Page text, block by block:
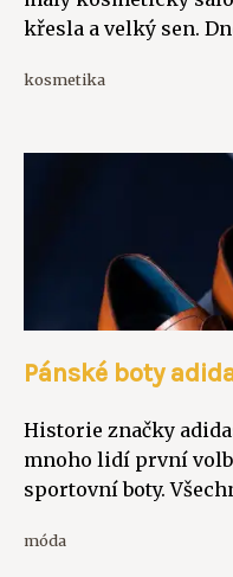
křesla a velký sen.
kosmetika
Pánské boty
Historie značky
mnoho lidí první
sportovní boty.
móda